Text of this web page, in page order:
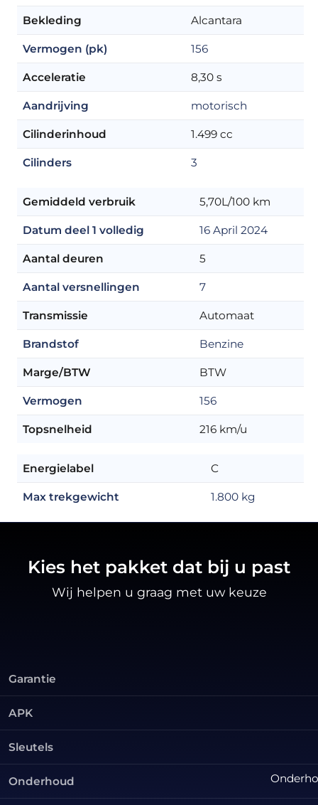
Bekleding Alcantara
Vermogen (pk) 156
Acceleratie 8,30 s
Aandrijving motorisch
Cilinderinhoud 1.499 cc
Cilinders 3
Gemiddeld verbruik 5,70L/100 km
Datum deel 1 volledig 16 April 2024
Aantal deuren 5
Aantal versnellingen 7
Transmissie Automaat
Brandstof Benzine
Marge/BTW BTW
Vermogen 156
Topsnelheid 216 km/u
Energielabel C
Max trekgewicht 1.800 kg
Kies het pakket dat bij u past
Wij helpen u graag met uw keuze
Garantie
APK
Sleutels
Onderhoud